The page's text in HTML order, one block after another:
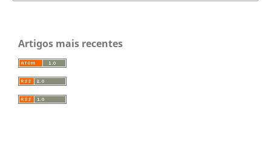
Artigos mais recentes